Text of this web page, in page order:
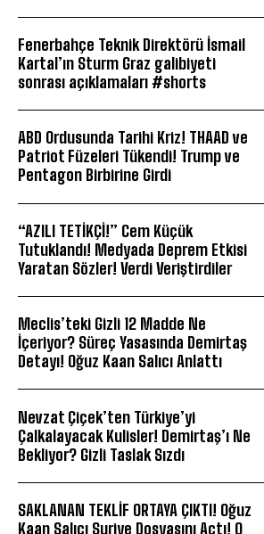
Fenerbahçe Teknik Direktörü İsmail
Kartal’ın Sturm Graz galibiyeti
sonrası açıklamaları #shorts
ABD Ordusunda Tarihi Kriz! THAAD ve
Patriot Füzeleri Tükendi! Trump ve
Pentagon Birbirine Girdi
“AZILI TETİKÇİ!” Cem Küçük
Tutuklandı! Medyada Deprem Etkisi
Yaratan Sözler! Verdi Veriştirdiler
Meclis’teki Gizli 12 Madde Ne
İçeriyor? Süreç Yasasında Demirtaş
Detayı! Oğuz Kaan Salıcı Anlattı
Nevzat Çiçek’ten Türkiye’yi
Çalkalayacak Kulisler! Demirtaş’ı Ne
Bekliyor? Gizli Taslak Sızdı
SAKLANAN TEKLİF ORTAYA ÇIKTI! Oğuz
Kaan Salıcı Suriye Dosyasını Açtı! O